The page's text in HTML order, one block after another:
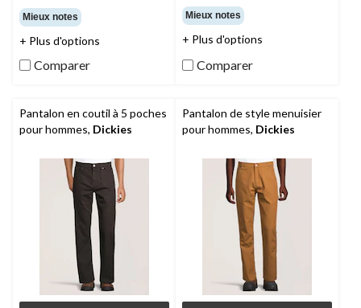
étoile(s)
sur
5.
64
évaluations
Mieux notes
+ Plus d'options
Comparer
étoile(s)
sur
5.
24
évaluations
Mieux notes
+ Plus d'options
Comparer
Pantalon en coutil à 5 poches
pour hommes, Dickies
Pantalon de style menuisier
pour hommes, Dickies